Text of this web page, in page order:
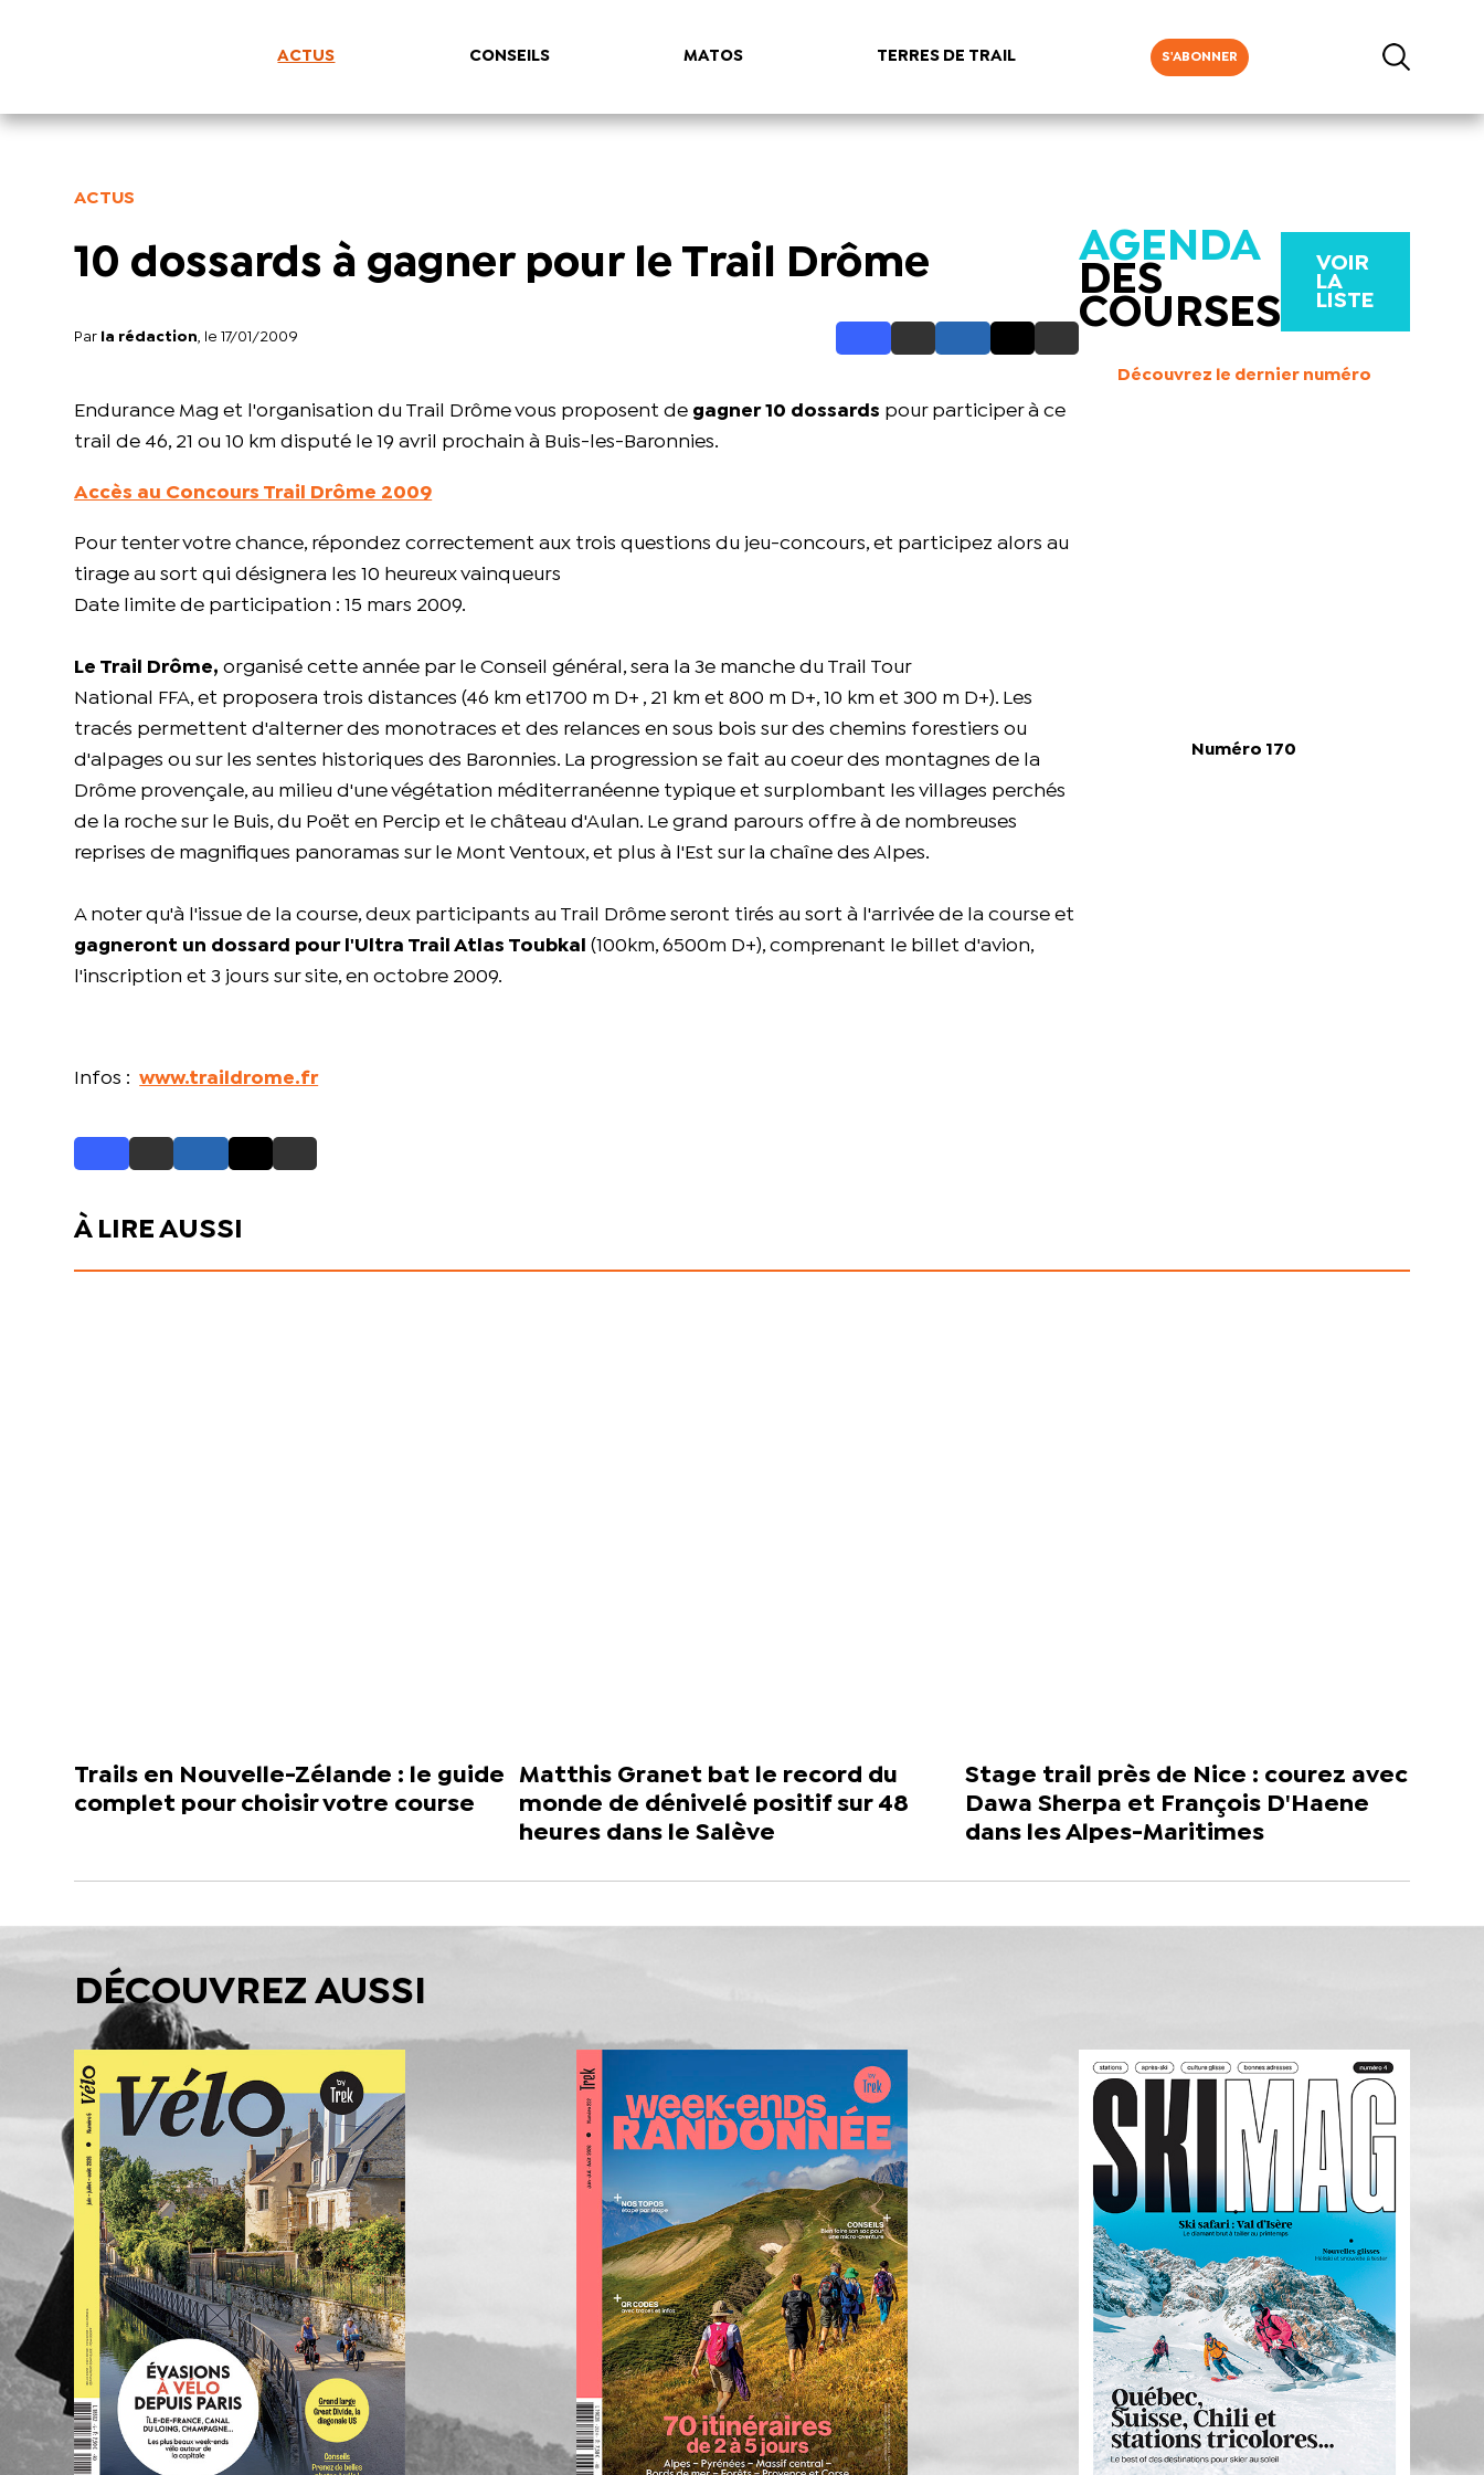
ACTUS CONSEILS MATOS TERRES DE TRAIL S'ABONNER
ACTUS
10 dossards à gagner pour le Trail Drôme
Par la rédaction , le 17/01/2009
Endurance Mag et l'organisation du Trail Drôme vous proposent de gagner 10 dossards pour participer à ce
trail de 46, 21 ou 10 km disputé le 19 avril prochain à Buis-les-Baronnies.
Accès au Concours Trail Drôme 2009
Pour tenter votre chance, répondez correctement aux trois questions du jeu-concours, et participez alors au
tirage au sort qui désignera les 10 heureux vainqueurs
Date limite de participation : 15 mars 2009.
Le Trail Drôme, organisé cette année par le Conseil général, sera la 3e manche du Trail Tour
National FFA, et proposera trois distances (46 km et1700 m D+ , 21 km et 800 m D+, 10 km et 300 m D+). Les
tracés permettent d'alterner des monotraces et des relances en sous bois sur des chemins forestiers ou
d'alpages ou sur les sentes historiques des Baronnies. La progression se fait au coeur des montagnes de la
Drôme provençale, au milieu d'une végétation méditerranéenne typique et surplombant les villages perchés
de la roche sur le Buis, du Poët en Percip et le château d'Aulan. Le grand parours offre à de nombreuses
reprises de magnifiques panoramas sur le Mont Ventoux, et plus à l'Est sur la chaîne des Alpes.
A noter qu'à l'issue de la course, deux participants au Trail Drôme seront tirés au sort à l'arrivée de la course et
gagneront un dossard pour l'Ultra Trail Atlas Toubkal
(100km, 6500m D+), comprenant le billet d'avion,
l'inscription et 3 jours sur site, en octobre 2009.
Infos :www.traildrome.fr
AGENDA
DES
COURSES
VOIR
LA
LISTE
Découvrez le dernier numéro
Numéro 170
À LIRE AUSSI
Trails en Nouvelle-Zélande : le guide
complet pour choisir votre course
Matthis Granet bat le record du
monde de dénivelé positif sur 48
heures dans le Salève
Stage trail près de Nice : courez avec
Dawa Sherpa et François D'Haene
dans les Alpes-Maritimes
DÉCOUVREZ AUSSI